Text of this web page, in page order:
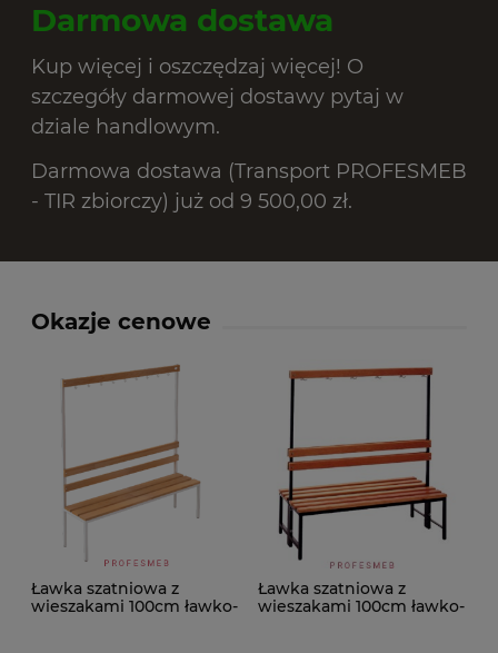
Darmowa dostawa
Kup więcej i oszczędzaj więcej! O
szczegóły darmowej dostawy pytaj w
dziale handlowym.
Darmowa dostawa (Transport PROFESMEB
- TIR zbiorczy) już od 9 500,00 zł.
Okazje cenowe
Ławka szatniowa z
wieszakami 100cm ławko-
Ławka szatniowa z
wieszakami 100cm ławko-